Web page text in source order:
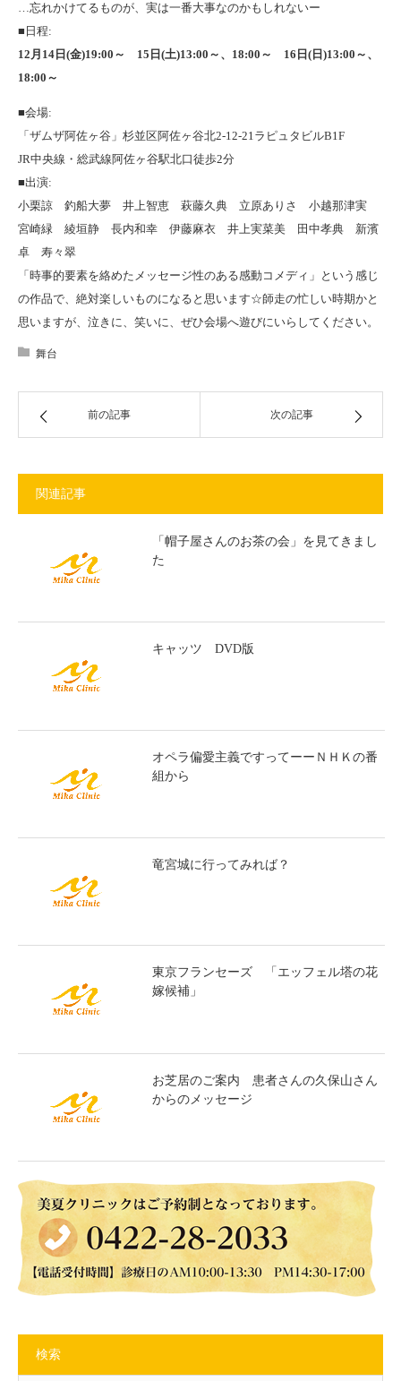
…忘れかけてるものが、実は一番大事なのかもしれないー
■日程:
12月14日(金)19:00～ 15日(土)13:00～、18:00～ 16日(日)13:00～、
18:00～
■会場:
「ザムザ阿佐ヶ谷」杉並区阿佐ヶ谷北2-12-21ラピュタビルB1F
JR中央線・総武線阿佐ヶ谷駅北口徒歩2分
■出演:
小栗諒 釣船大夢 井上智恵 萩藤久典 立原ありさ 小越那津実
宮崎緑 綾垣静 長内和幸 伊藤麻衣 井上実菜美 田中孝典 新濱
卓 寿々翠
「時事的要素を絡めたメッセージ性のある感動コメディ」という感じ
の作品で、絶対楽しいものになると思います☆師走の忙しい時期かと
思いますが、泣きに、笑いに、ぜひ会場へ遊びにいらしてください。
舞台
前の記事 次の記事
関連記事
「帽子屋さんのお茶の会」を見てきまし
た
キャッツ DVD版
オペラ偏愛主義ですってーーＮＨＫの番
組から
竜宮城に行ってみれば？
東京フランセーズ 「エッフェル塔の花
嫁候補」
お芝居のご案内 患者さんの久保山さん
からのメッセージ
検索